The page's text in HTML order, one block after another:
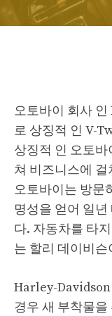
오토바이 회사
로 상징적 인 V-
상징적 인 오토
쳐 비즈니스에
오토바이는 방문
명성을 얻어 일
다. 자동차를 타
는 할리 데이비
Harley-
경우 새 부착물